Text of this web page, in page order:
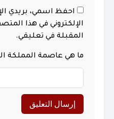
احفظ اسمي، بريدي
الإلكتروني في هذا
المقبلة في تعليقي.
ما هي عاصمة المملكة